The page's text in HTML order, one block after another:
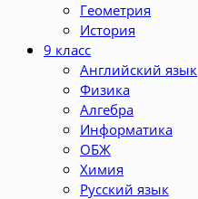
Геометрия
История
9 класс
Английский язык
Физика
Алгебра
Информатика
ОБЖ
Химия
Русский язык